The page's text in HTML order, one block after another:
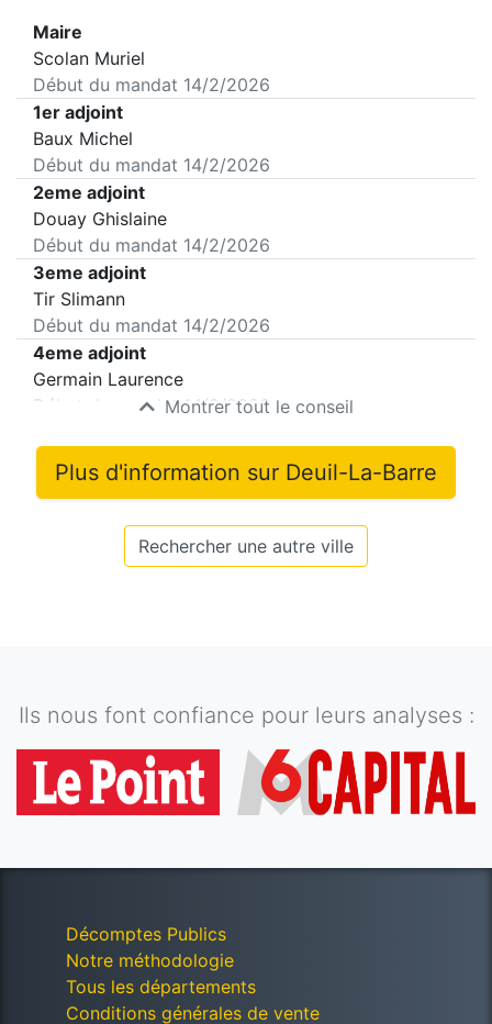
Maire
Scolan Muriel
Début du mandat 14/2/2026
1er adjoint
Baux Michel
Début du mandat 14/2/2026
2eme adjoint
Douay Ghislaine
Début du mandat 14/2/2026
3eme adjoint
Tir Slimann
Début du mandat 14/2/2026
4eme adjoint
Germain Laurence
Début du mandat14/2/2026
Montrer tout le conseil
Plus d'information sur Deuil-La-Barre
Rechercher une autre ville
Ils nous font confiance pour leurs analyses :
Décomptes Publics
Notre méthodologie
Tous les départements
Conditions générales de vente